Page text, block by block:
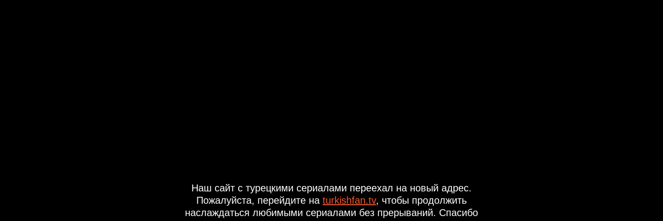
Наш сайт с турецкими сериалами переехал на новый адрес.
Пожалуйста, перейдите на turkishfan.tv, чтобы продолжить
наслаждаться любимыми сериалами без прерываний. Спасибо